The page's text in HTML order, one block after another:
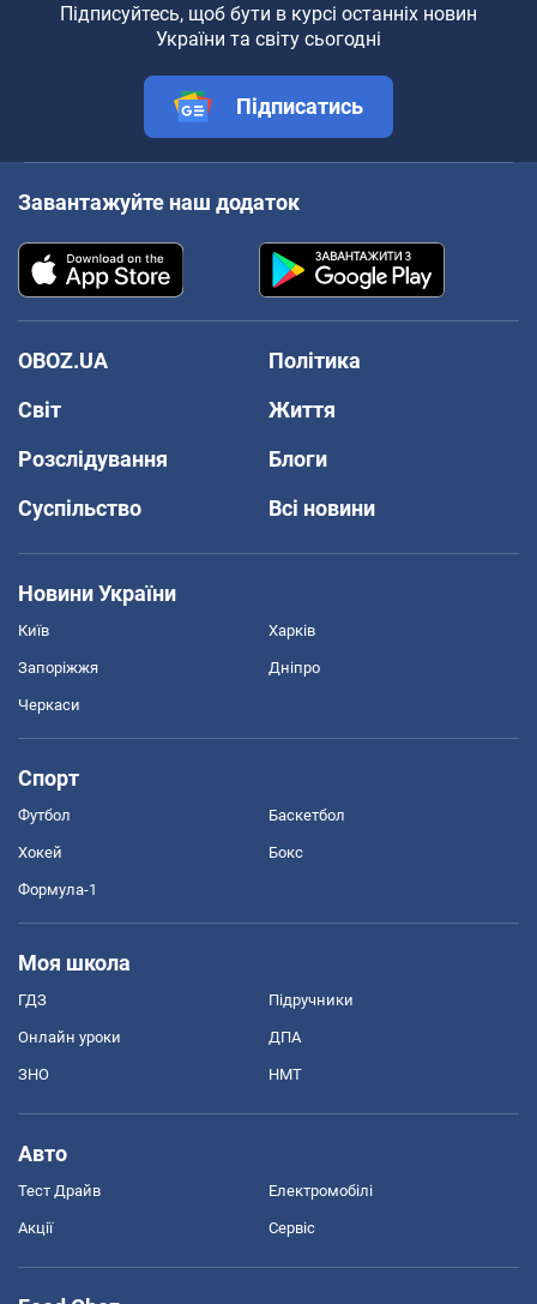
Підписуйтесь, щоб бути в курсі останніх новин
України та світу сьогодні
Підписатись
Завантажуйте наш додаток
OBOZ.UA
Політика
Світ
Життя
Розслідування
Блоги
Суспільство
Всі новини
Новини України
Київ Харків
Запоріжжя Дніпро
Черкаси
Спорт
Футбол Баскетбол
Хокей Бокс
Формула-1
Моя школа
ГДЗ Підручники
Онлайн уроки ДПА
ЗНО НМТ
Авто
Тест Драйв Електромобілі
Акції Сервіс